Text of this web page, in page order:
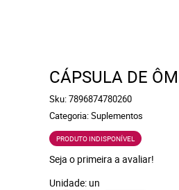
CÁPSULA DE
Sku:7896874780260
Categoria:Suplementos
PRODUTO INDISPONÍVEL
Seja o primeira a avaliar!
Unidade: un